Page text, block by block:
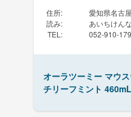
住所:
愛知県名古
読み:
あいちけん
TEL : 052-910-
オーラツーミー マウ
チリーフミント 460mL